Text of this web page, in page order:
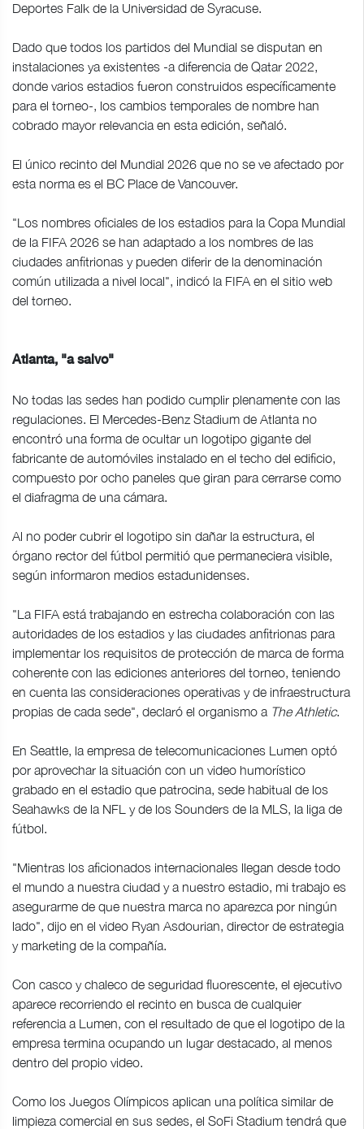
Deportes Falk de la Universidad de Syracuse.
Dado que todos los partidos del Mundial se disputan en
instalaciones ya existentes -a diferencia de Qatar 2022,
donde varios estadios fueron construidos específicamente
para el torneo-, los cambios temporales de nombre han
cobrado mayor relevancia en esta edición, señaló.
El único recinto del Mundial 2026 que no se ve afectado por
esta norma es el BC Place de Vancouver.
"Los nombres oficiales de los estadios para la Copa Mundial
de la FIFA 2026 se han adaptado a los nombres de las
ciudades anfitrionas y pueden diferir de la denominación
común utilizada a nivel local", indicó la FIFA en el sitio web
del torneo.
Atlanta, "a salvo"
No todas las sedes han podido cumplir plenamente con las
regulaciones. El Mercedes-Benz Stadium de Atlanta no
encontró una forma de ocultar un logotipo gigante del
fabricante de automóviles instalado en el techo del edificio,
compuesto por ocho paneles que giran para cerrarse como
el diafragma de una cámara.
Al no poder cubrir el logotipo sin dañar la estructura, el
órgano rector del fútbol permitió que permaneciera visible,
según informaron medios estadunidenses.
"La FIFA está trabajando en estrecha colaboración con las
autoridades de los estadios y las ciudades anfitrionas para
implementar los requisitos de protección de marca de forma
coherente con las ediciones anteriores del torneo, teniendo
en cuenta las consideraciones operativas y de infraestructura
propias de cada sede", declaró el organismo a The Athletic.
En Seattle, la empresa de telecomunicaciones Lumen optó
por aprovechar la situación con un video humorístico
grabado en el estadio que patrocina, sede habitual de los
Seahawks de la NFL y de los Sounders de la MLS, la liga de
fútbol.
"Mientras los aficionados internacionales llegan desde todo
el mundo a nuestra ciudad y a nuestro estadio, mi trabajo es
asegurarme de que nuestra marca no aparezca por ningún
lado", dijo en el video Ryan Asdourian, director de estrategia
y marketing de la compañía.
Con casco y chaleco de seguridad fluorescente, el ejecutivo
aparece recorriendo el recinto en busca de cualquier
referencia a Lumen, con el resultado de que el logotipo de la
empresa termina ocupando un lugar destacado, al menos
dentro del propio video.
Como los Juegos Olímpicos aplican una política similar de
limpieza comercial en sus sedes, el SoFi Stadium tendrá que